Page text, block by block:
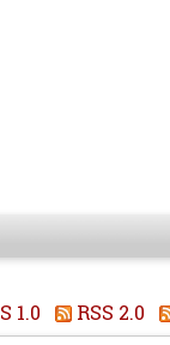
1.0 RSS 2.0